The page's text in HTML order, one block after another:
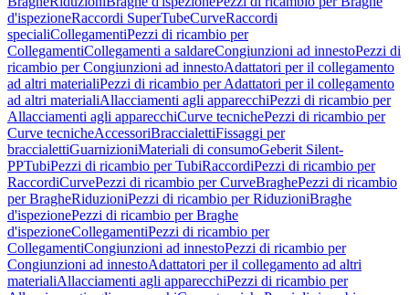
d'ispezioneRaccordi SuperTubeCurveRaccordi
specialiCollegamentiPezzi di ricambio per
CollegamentiCollegamenti a saldareCongiunzioni ad innestoPezzi di
ricambio per Congiunzioni ad innestoAdattatori per il collegamento
ad altri materialiPezzi di ricambio per Adattatori per il collegamento
ad altri materialiAllacciamenti agli apparecchiPezzi di ricambio per
Allacciamenti agli apparecchiCurve tecnichePezzi di ricambio per
Curve tecnicheAccessoriBraccialettiFissaggi per
braccialettiGuarnizioniMateriali di consumoGeberit Silent-
PPTubiPezzi di ricambio per TubiRaccordiPezzi di ricambio per
RaccordiCurvePezzi di ricambio per CurveBraghePezzi di ricambio
per BragheRiduzioniPezzi di ricambio per RiduzioniBraghe
d'ispezionePezzi di ricambio per Braghe
d'ispezioneCollegamentiPezzi di ricambio per
CollegamentiCongiunzioni ad innestoPezzi di ricambio per
Congiunzioni ad innestoAdattatori per il collegamento ad altri
materialiAllacciamenti agli apparecchiPezzi di ricambio per